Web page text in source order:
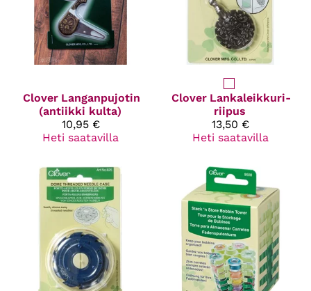
Clover Langanpujotin
(antiikki kulta)
10,95 €
Heti saatavilla
Clover Lankaleikkuri-
riipus
13,50 €
Heti saatavilla